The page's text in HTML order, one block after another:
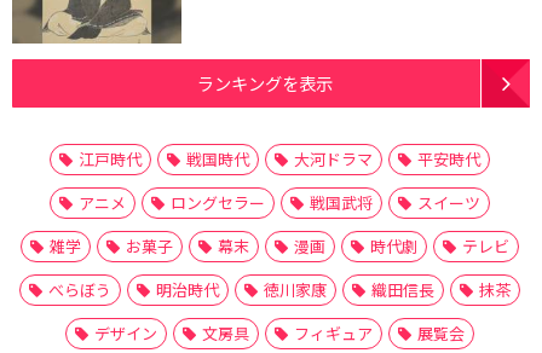
ランキングを表示
江戸時代 戦国時代 大河ドラマ
平安時代
アニメ
ロングセラー 戦国武将
スイーツ
雑学
お菓子 幕末 漫画 時代劇
テレビ
べらぼう
明治時代 徳川家康 織田信長
抹茶
デザイン
文房具 フィギュア
展覧会